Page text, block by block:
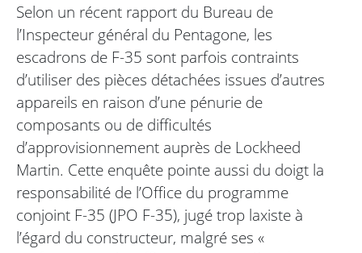
Selon un récent rapport du Bureau de
l’Inspecteur général du Pentagone, les
escadrons de F-35 sont parfois contraints
d’utiliser des pièces détachées issues d’autres
appareils en raison d’une pénurie de
composants ou de difficultés
d’approvisionnement auprès de Lockheed
Martin. Cette enquête pointe aussi du doigt la
responsabilité de l’Office du programme
conjoint F-35 (JPO F-35), jugé trop laxiste à
l’égard du constructeur, malgré ses «